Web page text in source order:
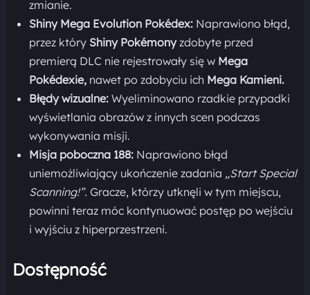
zmianie.
Shiny Mega Evolution Pokédex:Naprawiono błąd,
przez który Shiny Pokémonyzdobyte przed
premierą DLC nie rejestrowały się w Mega
Pokédexie,nawet po zdobyciu ich Mega Kamieni.
Błędy wizualne:Wyeliminowano rzadkie przypadki
wyświetlania obrazów z innych scen podczas
wykonywania misji.
Misja poboczna 188:Naprawiono błąd
uniemożliwiający ukończenie zadania „Start Special
Scanning!”. Gracze, którzy utknęli w tym miejscu,
powinni teraz móc kontynuować postęp po wejściu
i wyjściu z hiperprzestrzeni.
Dostępność